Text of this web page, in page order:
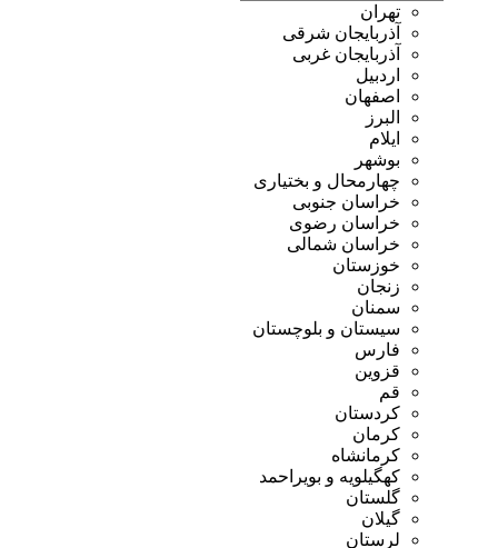
تهران
آذربایجان شرقی
آذربایجان غربی
اردبیل
اصفهان
البرز
ایلام
بوشهر
چهارمحال و بختیاری
خراسان جنوبی
خراسان رضوی
خراسان شمالی
خوزستان
زنجان
سمنان
سیستان و بلوچستان
فارس
قزوین
قم
کردستان
کرمان
کرمانشاه
کهگیلویه و بویراحمد
گلستان
گیلان
لرستان